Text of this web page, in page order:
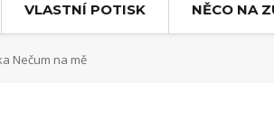
VLASTNÍ POTISK NĚCO NA
Nečum na mě